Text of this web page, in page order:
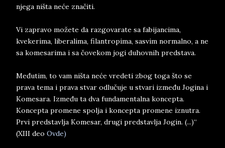
njega ništa neće značiti.
Vi zapravo možete da razgovarate sa fabijancima,
kvekerima, liberalima, filantropima, sasvim normalno, a ne
sa komesarima i sa čovekom jogi duhovnih predstava.
Međutim, to vam ništa neće vredeti zbog toga što se
prava tema i prava stvar odlučuje u stvari između Jogina i
Komesara. Između ta dva fundamentalna koncepta.
Koncepta promene spolja i koncepta promene iznutra.
Prvi predstavlja Komesar, drugi predstavlja Jogin. (...)“
(XIII deo Ovde)